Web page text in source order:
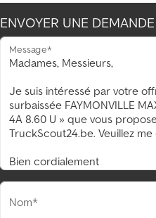
ENVOYER UNE DEMANDE
Message*
Nom*